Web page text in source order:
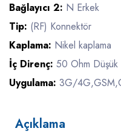
Bağlayıcı 2: N Erkek
Tip: (RF) Konnektör
Kaplama: Nikel kaplama
İç Direnç: 50 Ohm Düşük
Uygulama: 3G/
Açıklama